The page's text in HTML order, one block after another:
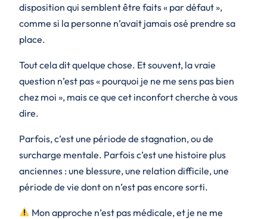
disposition qui semblent être faits « par défaut »,
comme si la personne n’avait jamais osé prendre sa
place.
Tout cela dit quelque chose. Et souvent, la vraie
question n’est pas« pourquoi je ne me sens pas bien
chez moi », mais ce que cet inconfort cherche à vous
dire.
Parfois, c’est une période de stagnation, ou de
surcharge mentale. Parfois c’est une histoire plus
anciennes : une blessure, une relation difficile, une
période de vie dont on n’est pas encore sorti.
Mon approche n’est pas médicale, et je ne me